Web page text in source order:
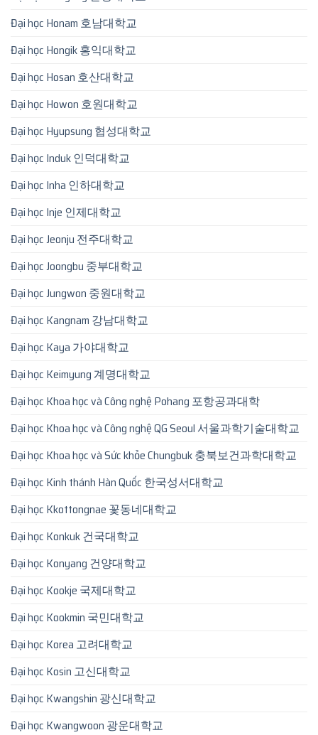
Đại học Honam 호남대학교
Đại học Hongik 홍익대학교
Đại học Hosan 호산대학교
Đại học Howon 호원대학교
Đại học Hyupsung 협성대학교
Đại học Induk 인덕대학교
Đại học Inha 인하대학교
Đại học Inje 인제대학교
Đại học Jeonju 전주대학교
Đại học Joongbu 중부대학교
Đại học Jungwon 중원대학교
Đại học Kangnam 강남대학교
Đại học Kaya 가야대학교
Đại học Keimyung 계명대학교
Đại học Khoa học và Công nghệ Pohang 포항공과대학
Đại học Khoa học và Công nghệ QG Seoul 서울과학기술대학교
Đại học Khoa học và Sức khỏe Chungbuk 충북보건과학대학교
Đại học Kinh thánh Hàn Quốc 한국성서대학교
Đại học Kkottongnae 꽃동네대학교
Đại học Konkuk 건국대학교
Đại học Konyang 건양대학교
Đại học Kookje 국제대학교
Đại học Kookmin 국민대학교
Đại học Korea 고려대학교
Đại học Kosin 고신대학교
Đại học Kwangshin 광신대학교
Đại học Kwangwoon 광운대학교